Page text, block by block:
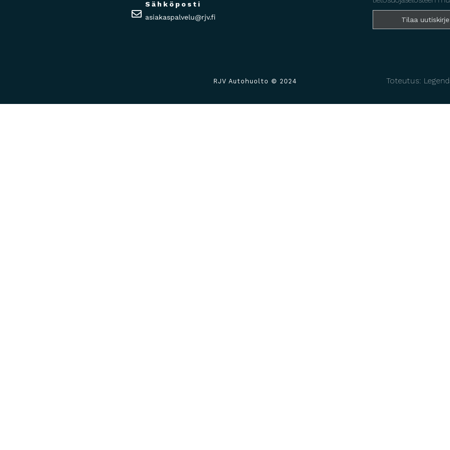
Sähköposti
asiakaspalvelu@rjv.fi
RJV Autohuolto © 2024 Toteutus: